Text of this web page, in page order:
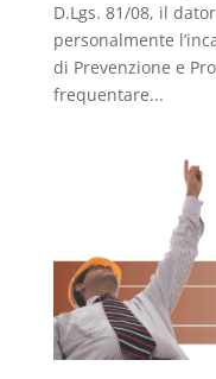
D.Lgs. 81/08, il
personalmente
di Prevenzione e
frequentare...